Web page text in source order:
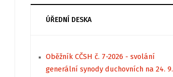
ÚŘEDNÍ DESKA
Oběžník CČSH č. 7-2026 - svolání
generální synody duchovních na 24. 9.